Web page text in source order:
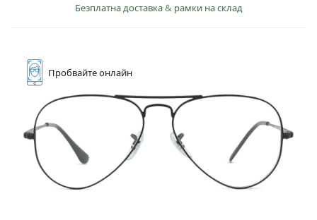
Безплатна доставка& рамки на склад
Пробвайтеонлайн